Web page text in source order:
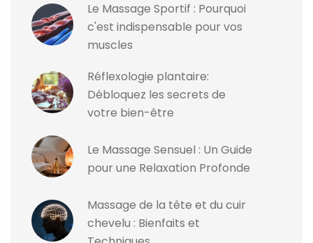
Le Massage Sportif : Pourquoi
c'est indispensable pour vos
muscles
Réflexologie plantaire:
Débloquez les secrets de
votre bien-être
Le Massage Sensuel : Un Guide
pour une Relaxation Profonde
Massage de la tête et du cuir
chevelu : Bienfaits et